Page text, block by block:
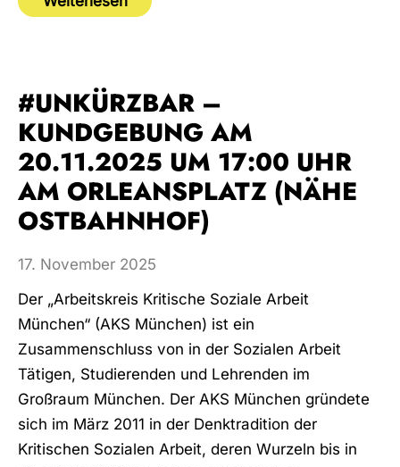
#UNKÜRZBAR –
KUNDGEBUNG AM
20.11.2025 UM 17:00 UHR
AM ORLEANSPLATZ (NÄHE
OSTBAHNHOF)
17. November 2025
Der „Arbeitskreis Kritische Soziale Arbeit
München“ (AKS München) ist ein
Zusammenschluss von in der Sozialen Arbeit
Tätigen, Studierenden und Lehrenden im
Großraum München. Der AKS München gründete
sich im März 2011 in der Denktradition der
Kritischen Sozialen Arbeit, deren Wurzeln bis in